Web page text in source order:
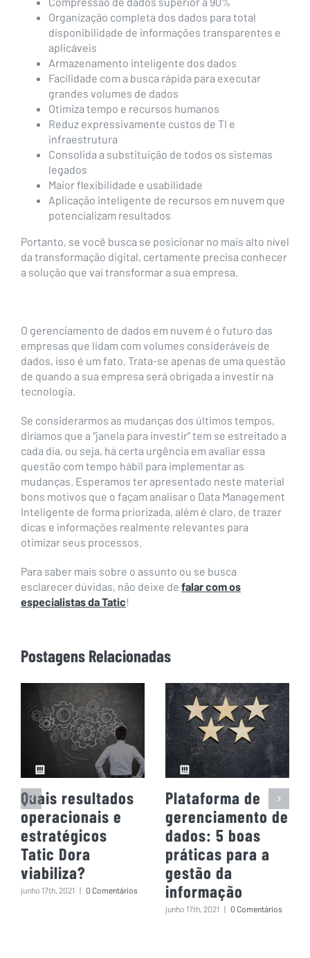
Organização completa dos dados para total
disponibilidade de informações transparentes e
aplicáveis
Armazenamento inteligente dos dados
Facilidade com a busca rápida para executar
grandes volumes de dados
Otimiza tempo e recursos humanos
Reduz expressivamente custos de TI e
infraestrutura
Consolida a substituição de todos os sistemas
legados
Maior flexibilidade e usabilidade
Aplicação inteligente de recursos em nuvem que
potencializam resultados
Portanto, se você busca se posicionar no mais alto nível
da transformação digital, certamente precisa conhecer
a solução que vai transformar a sua empresa.
O gerenciamento de dados em nuvem é o futuro das
empresas que lidam com volumes consideráveis de
dados, isso é um fato. Trata-se apenas de uma questão
de quando a sua empresa será obrigada a investir na
tecnologia.
Se considerarmos as mudanças dos últimos tempos,
diríamos que a “janela para investir” tem se estreitado a
cada dia, ou seja, há certa urgência em avaliar essa
questão com tempo hábil para implementar as
mudanças. Esperamos ter apresentado neste material
bons motivos que o façam analisar o Data Management
Inteligente de forma priorizada, além é claro, de trazer
dicas e informações realmente relevantes para
otimizar seus processos.
Para saber mais sobre o assunto ou se busca
esclarecer dúvidas, não deixe de falar com os
especialistas da Tatic!
Postagens Relacionadas
Quais resultados
operacionais e
estratégicos
Tatic Dora
viabiliza?
junho 17th, 2021 | 0 Comentários
Plataforma de
gerenciamento de
dados: 5 boas
práticas para a
gestão da
informação
junho 17th, 2021 | 0 Comentários